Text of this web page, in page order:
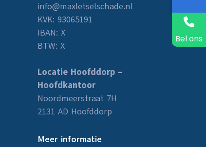
info@maxletselschade.nl
KVK: 93065191
IBAN: X
BTW: X
Locatie Hoofddorp –
Hoofdkantoor
Noordmeerstraat 7H
2131 AD Hoofddorp
Meer informatie
Bel ons